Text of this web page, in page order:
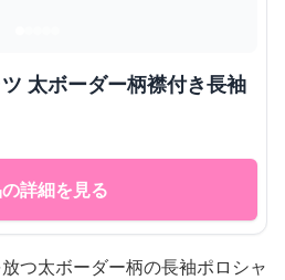
太ボーダー柄襟付き長袖
詳細を見る
つ太ボーダー柄の長袖ポロシャ